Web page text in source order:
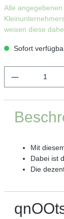
Alle
weisen diese
Sofort
Mit
Dabei ist
Die